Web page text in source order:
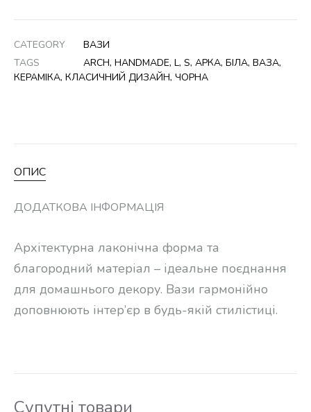
CATEGORY
ВАЗИ
TAGS
ARCH, HANDMADE, L, S, АРКА, БІЛА, ВАЗА,
КЕРАМІКА, КЛАСИЧНИЙ ДИЗАЙН, ЧОРНА
ОПИС
ДОДАТКОВА ІНФОРМАЦІЯ
Архітектурна лаконічна форма та
благородний матеріал – ідеальне поєднання
для домашнього декору. Вази гармонійно
доповнюють інтер’єр в будь-якій стилістиці.
Супутні товари